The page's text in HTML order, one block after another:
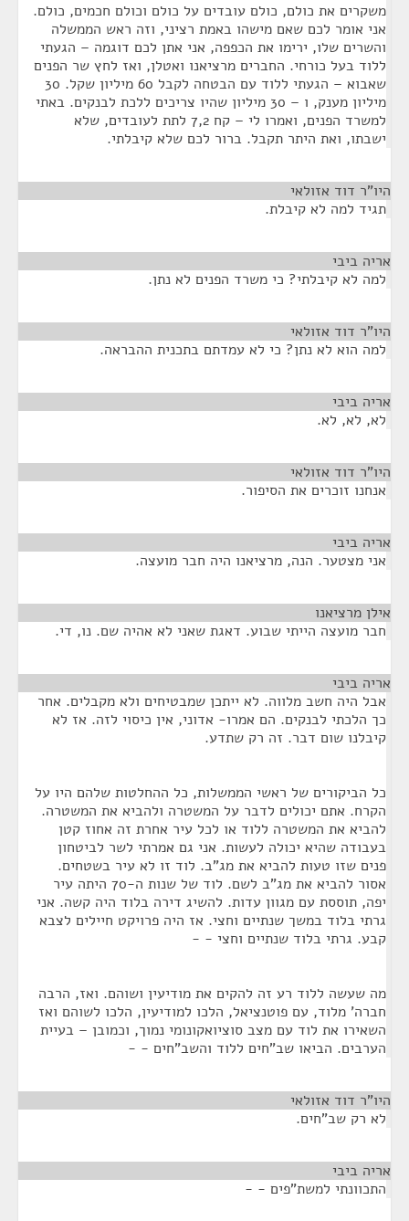
משקרים את כולם, כולם עובדים על כולם וכולם חכמים, כולם.
אני אומר לכם שאם מישהו באמת רציני, וזה ראש הממשלה
והשרים שלו, ירימו את הכפפה, אני אתן לכם דוגמה – הגעתי
ללוד בעל כורחי. החברים מרציאנו ואטלן, ואז לחץ שר הפנים
שאבוא – הגעתי ללוד עם הבטחה לקבל 60 מיליון שקל. 30
מיליון מענק, ו – 30 מיליון שהיו צריכים ללכת לבנקים. באתי
למשרד הפנים, ואמרו לי – קח 7,2 לתת לעובדים, שלא
ישבתו, ואת היתר תקבל. ברור לכם שלא קיבלתי.
היו"ר דוד אזולאי
תגיד למה לא קיבלת.
אריה ביבי
למה לא קיבלתי? כי משרד הפנים לא נתן.
היו"ר דוד אזולאי
למה הוא לא נתן? כי לא עמדתם בתכנית ההבראה.
אריה ביבי
לא, לא, לא.
היו"ר דוד אזולאי
אנחנו זוכרים את הסיפור.
אריה ביבי
אני מצטער. הנה, מרציאנו היה חבר מועצה.
אילן מרציאנו
חבר מועצה הייתי שבוע. דאגת שאני לא אהיה שם. נו, די.
אריה ביבי
אבל היה חשב מלווה. לא ייתכן שמבטיחים ולא מקבלים. אחר
כך הלכתי לבנקים. הם אמרו- אדוני, אין כיסוי לזה. אז לא
קיבלנו שום דבר. זה רק שתדע.
כל הביקורים של ראשי הממשלות, כל ההחלטות שלהם היו על
הקרח. אתם יכולים לדבר על המשטרה ולהביא את המשטרה.
להביא את המשטרה ללוד או לכל עיר אחרת זה אחוז קטן
בעבודה שהיא יכולה לעשות. אני גם אמרתי לשר לביטחון
פנים שזו טעות להביא את מג"ב. לוד זו לא עיר בשטחים.
אסור להביא את מג"ב לשם. לוד של שנות ה-70 היתה עיר
יפה, תוססת עם מגוון עדות. להשיג דירה בלוד היה קשה. אני
גרתי בלוד במשך שנתיים וחצי. אז היה פרויקט חיילים לצבא
קבע. גרתי בלוד שנתיים וחצי - -
מה שעשה ללוד רע זה להקים את מודיעין ושוהם. ואז, הרבה
חברה' מלוד, עם פוטנציאל, הלכו למודיעין, הלכו לשוהם ואז
השאירו את לוד עם מצב סוציואקונומי נמוך, וכמובן – בעיית
הערבים. הביאו שב"חים ללוד והשב"חים - -
היו"ר דוד אזולאי
לא רק שב"חים.
אריה ביבי
התכוונתי למשת"פים - -